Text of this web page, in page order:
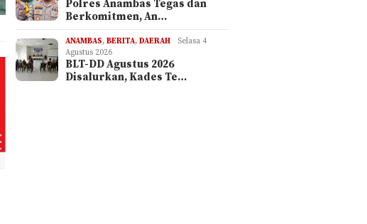
Polres Anambas Tegas dan
Berkomitmen, An…
ANAMBAS,BERITA,DAERAH
Selasa 4
Agustus 2026
BLT-DD Agustus 2026
Disalurkan, Kades Te…